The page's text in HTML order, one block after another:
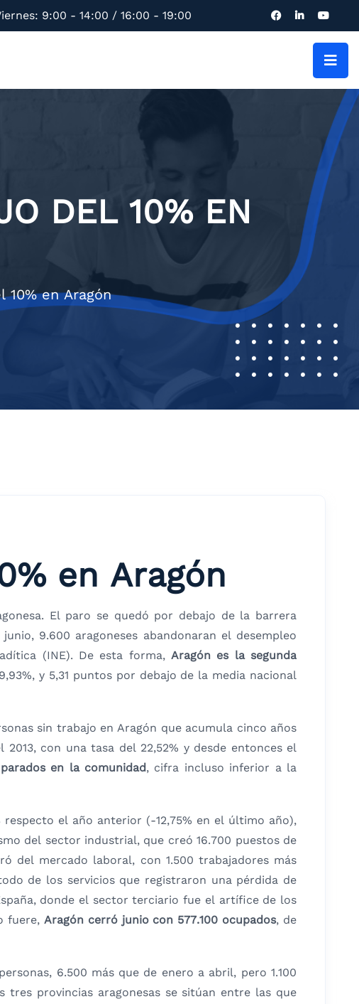
9:00 - 14:00 / 16:00 - 19:00
DEL 10% EN
en Aragón
en Aragón
El paro se quedó por debajo de la barrera
9.600 aragoneses abandonaran el desempleo
(INE). De esta forma,Aragón es la segunda
y 5,31 puntos por debajo de la media nacional
sin trabajo en Aragón que acumula cinco años
con una tasa del 22,52% y desde entonces el
en la comunidad, cifra incluso inferior a la
el año anterior (-12,75% en el último año),
del sector industrial, que creó 16.700 puestos de
del mercado laboral, con 1.500 trabajadores más
de los servicios que registraron una pérdida de
donde el sector terciario fue el artífice de los
fuere, Aragón cerró junio con 577.100 ocupados, de
6.500 más que de enero a abril, pero 1.100
tres provincias aragonesas se sitúan entre las que